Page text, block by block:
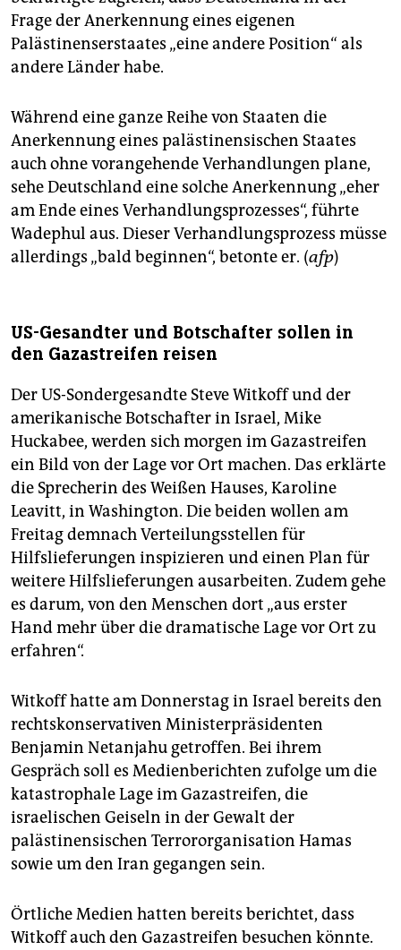
Frage der Anerkennung eines eigenen
Palästinenserstaates „eine andere Position“ als
andere Länder habe.
Während eine ganze Reihe von Staaten die
Anerkennung eines palästinensischen Staates
auch ohne vorangehende Verhandlungen plane,
sehe Deutschland eine solche Anerkennung „eher
am Ende eines Verhandlungsprozesses“, führte
Wadephul aus. Dieser Verhandlungsprozess müsse
allerdings „bald beginnen“, betonte er. (afp)
US-Gesandter und Botschafter sollen in
den Gazastreifen reisen
Der US-Sondergesandte Steve Witkoff und der
amerikanische Botschafter in Israel, Mike
Huckabee, werden sich morgen im Gazastreifen
ein Bild von der Lage vor Ort machen. Das erklärte
die Sprecherin des Weißen Hauses, Karoline
Leavitt, in Washington. Die beiden wollen am
Freitag demnach Verteilungsstellen für
Hilfslieferungen inspizieren und einen Plan für
weitere Hilfslieferungen ausarbeiten. Zudem gehe
es darum, von den Menschen dort „aus erster
Hand mehr über die dramatische Lage vor Ort zu
erfahren“.
Witkoff hatte am Donnerstag in Israel bereits den
rechtskonservativen Ministerpräsidenten
Benjamin Netanjahu getroffen. Bei ihrem
Gespräch soll es Medienberichten zufolge um die
katastrophale Lage im Gazastreifen, die
israelischen Geiseln in der Gewalt der
palästinensischen Terrororganisation Hamas
sowie um den Iran gegangen sein.
Örtliche Medien hatten bereits berichtet, dass
Witkoff auch den Gazastreifen besuchen könnte.